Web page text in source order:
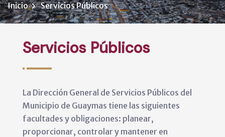
Inicio Servicios Públicos
Servicios Públicos
La Dirección General de Servicios Públicos del
Municipio de Guaymas tiene las siguientes
facultades y obligaciones: planear,
proporcionar, controlar y mantener en